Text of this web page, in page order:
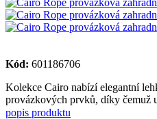
Kód: 601186706
Kolekce Cairo nabízí elegantní
provázkových prvků, díky čemuž
popis produktu